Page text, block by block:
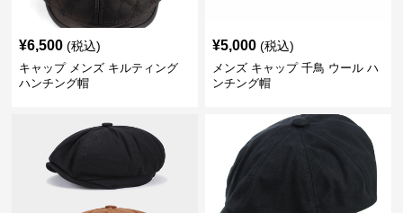
¥6,500 (税込)
キャップ メンズ キルティング
ハンチング帽
¥5,000 (税込)
メンズ キャップ 千鳥 ウール ハ
ンチング帽